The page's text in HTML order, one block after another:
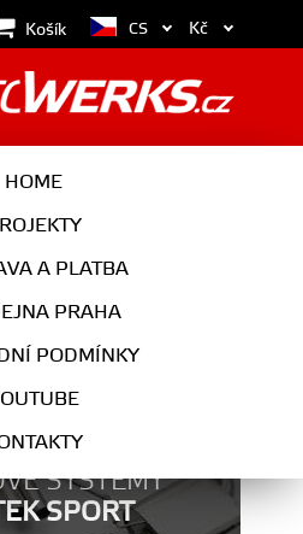
Košík
HOME
A PLATBA
PRAHA
PODMÍNKY
CS Kč
SYSTÉMY
SPORT